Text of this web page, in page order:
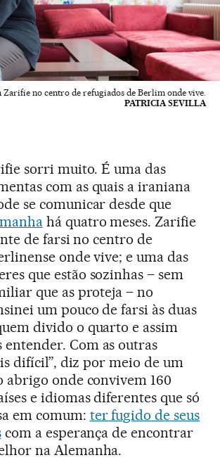
Zarifie no centro de refugiados de Berlim onde vive.
PATRICIA SEVILLA
sorri muito. É uma das
com as quais a iraniana
se comunicar desde que
há quatro meses. Zarifie
de farsi no centro de
onde vive; e uma das
que estão sozinhas – sem
que as proteja – no
um pouco de farsi às duas
divido o quarto e assim
entender. Com as outras
difícil”, diz por meio de um
onde convivem 160
e idiomas diferentes que só
em comum: ter fugido de seus
com a esperança de encontrar
na Alemanha.